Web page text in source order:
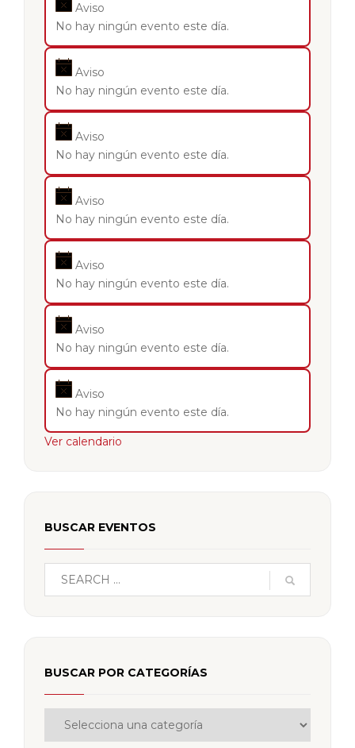
Aviso
No hay ningún evento este día.
Aviso
No hay ningún evento este día.
Aviso
No hay ningún evento este día.
Aviso
No hay ningún evento este día.
Aviso
No hay ningún evento este día.
Aviso
No hay ningún evento este día.
Aviso
No hay ningún evento este día.
Ver calendario
BUSCAR EVENTOS
BUSCAR POR CATEGORÍAS